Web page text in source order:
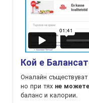
Кой е
Оналайн
но при тях не можете
баланс и калории.